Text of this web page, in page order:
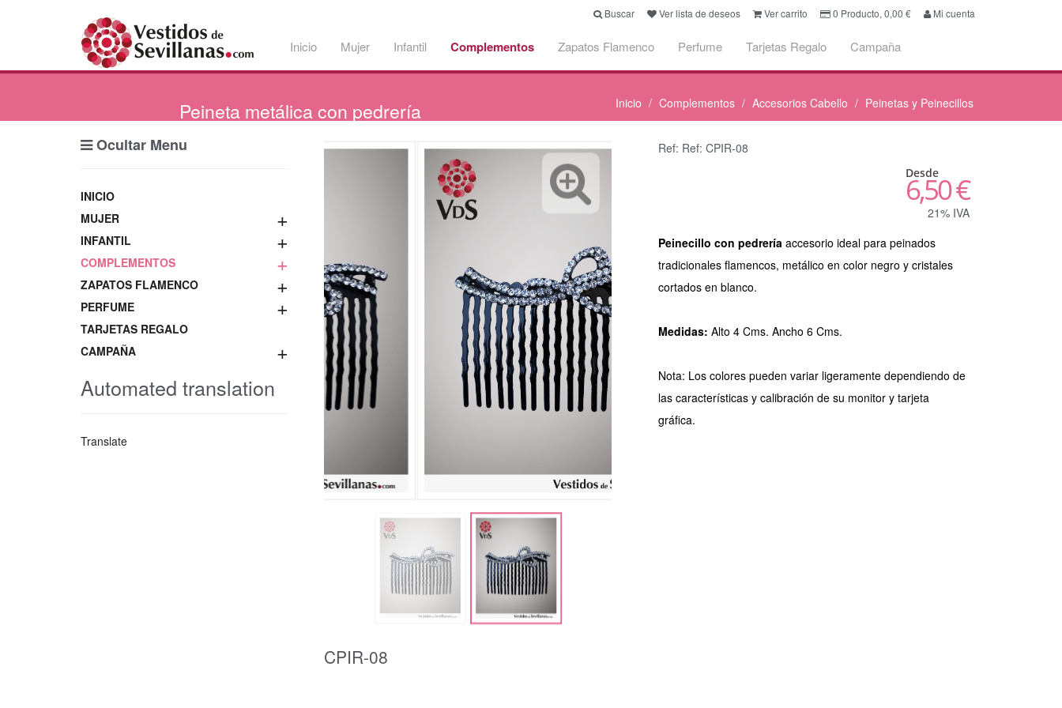
Buscar Ver lista de deseos Ver carrito 0 Producto, 0,00 € Mi cuenta
Inicio Mujer Infantil Complementos Zapatos Flamenco Perfume Tarjetas Regalo Campaña
Peinetametálica con pedrería Inicio Complementos Accesorios Cabello Peinetas y Peinecillos
Ocultar Menu
INICIO
+
MUJER
+
INFANTIL
+
COMPLEMENTOS
+
ZAPATOS FLAMENCO
+
PERFUME
TARJETAS REGALO
+
CAMPAÑA
Automated translation
Translate
CPIR-08
Ref: Ref: CPIR-08
Desde
6,50 €
21% IVA
Peinecillo con pedreríaaccesorio ideal para peinados
tradicionales flamencos, metálico en color negro y cristales
cortados en blanco.
Medidas:Alto 4 Cms. Ancho 6 Cms.
Nota: Los colores pueden variar ligeramente dependiendo de
las características y calibración de su monitor y tarjeta
gráfica.